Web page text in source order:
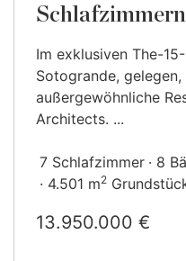
Im exklusiven The-
Sotogrande,
außergewöhnliche
Architects. ...
7 Schlafzimmer 8
4.501 m2
13.950.000 €